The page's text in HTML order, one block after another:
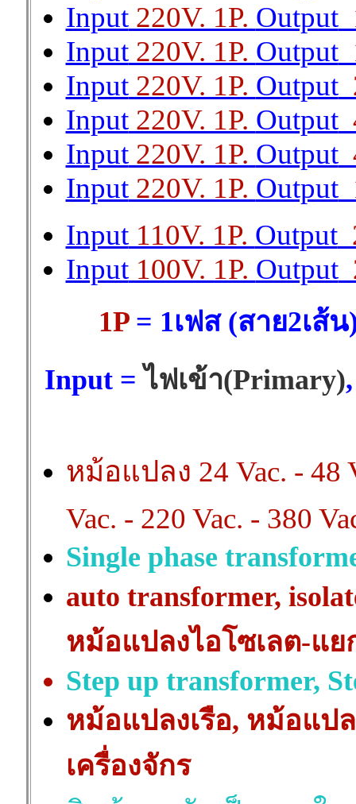
Input220V. 1P. Output
Input220V. 1P. Output
Input220V. 1P. Output
Input220V. 1P. Output
Input220V. 1P. Output
Input220V. 1P. Output
Input110V. 1P. Output
Input100V. 1P. Output
1P= 1เฟส (สาย2เส้
Input =ไฟเข้า(Primary)
หม้อแปลง 24 Vac. - 48
Vac. - 220 Vac. - 380
Single phase
auto transformer,
หม้อแปลงไอโซเลต-แ
Step up transformer,
หม้อแปลงเรือ, หม้อแป
เครื่องจักร